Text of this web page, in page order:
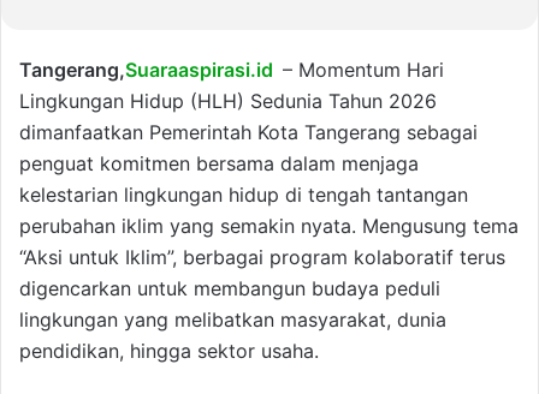
Tangerang,Suaraaspirasi.id – Momentum Hari
Lingkungan Hidup (HLH) Sedunia Tahun 2026
dimanfaatkan Pemerintah Kota Tangerang sebagai
penguat komitmen bersama dalam menjaga
kelestarian lingkungan hidup di tengah tantangan
perubahan iklim yang semakin nyata. Mengusung tema
“Aksi untuk Iklim”, berbagai program kolaboratif terus
digencarkan untuk membangun budaya peduli
lingkungan yang melibatkan masyarakat, dunia
pendidikan, hingga sektor usaha.